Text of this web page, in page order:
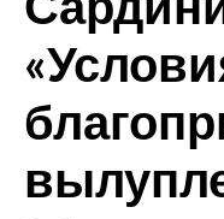
ECONOMIA
SERVIZI ALLE IMPRESE
LAVORO
SPORT IN SARDEGNA